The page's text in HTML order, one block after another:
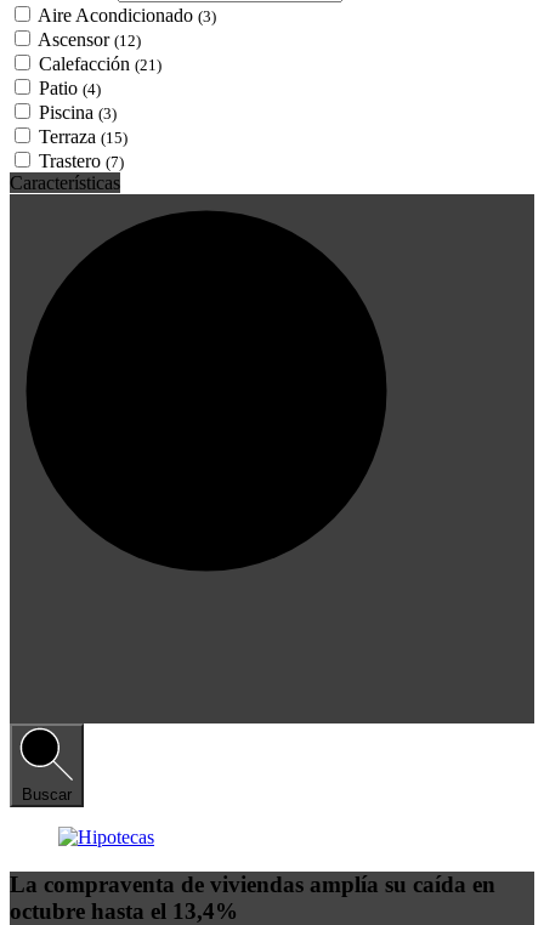
Aire Acondicionado (3)
Ascensor (12)
Calefacción (21)
Patio (4)
Piscina (3)
Terraza (15)
Trastero (7)
Características
Buscar
La compraventa de viviendas amplía su caída en
octubre hasta el 13,4%